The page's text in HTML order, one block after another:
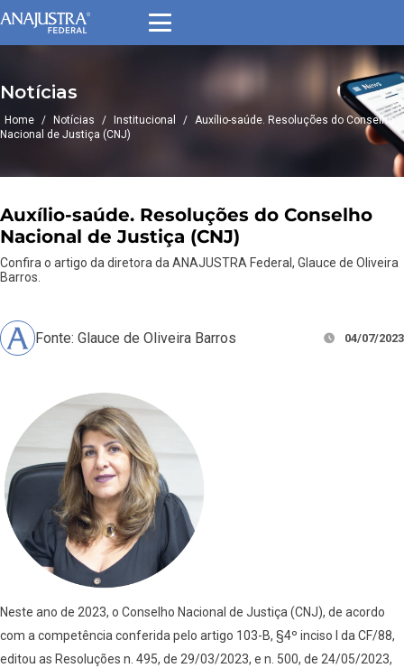
Notícias
Home / Notícias / Institucional / Auxílio-saúde. Resoluções do Conselho
Nacional de Justiça (CNJ)
Auxílio-saúde. Resoluções do Conselho
Nacional de Justiça (CNJ)
Confira o artigo da diretora da ANAJUSTRA Federal, Glauce de Oliveira
Barros.
Fonte: Glauce de Oliveira Barros 04/07/2023
Neste ano de 2023, o Conselho Nacional de Justiça (CNJ), de acordo
com a competência conferida pelo artigo 103-B, §4º inciso I da CF/88,
editou as Resoluções n. 495, de 29/03/2023, e n. 500, de 24/05/2023,